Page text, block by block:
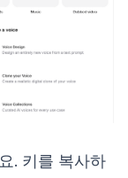
. 키를 복사하